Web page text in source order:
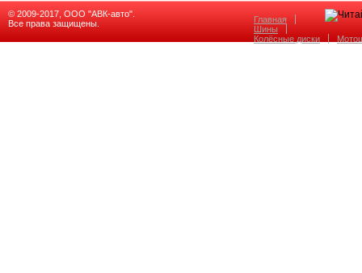
© 2009-2017, ООО "АВК-авто".
Все права защищены.
Главная
Шины
Колёсные диски